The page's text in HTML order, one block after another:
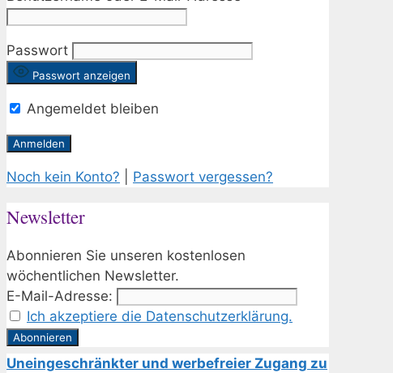
Passwort
Passwort anzeigen
Angemeldet bleiben
Noch kein Konto? Passwort vergessen?
Newsletter
Abonnieren Sie unseren kostenlosen
wöchentlichen Newsletter.
E-Mail-Adresse:
Ich akzeptiere die Datenschutzerklärung.
Uneingeschränkter und werbefreier Zugang zu